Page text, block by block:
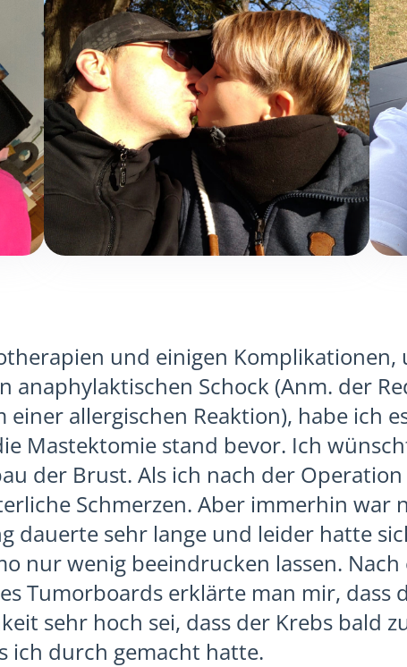
und einigen
anaphylaktischen Schock (Anm. der
einer allergischen Reaktion), habe ich
Mastektomie stand bevor. Ich
der Brust. Als ich nach der
Schmerzen. Aber immerhin war
dauerte sehr lange und leider hatte
nur wenig beeindrucken lassen. Nach
Tumorboards erklärte man mir, dass
sehr hoch sei, dass der Krebs bald
ich durch gemacht hatte.